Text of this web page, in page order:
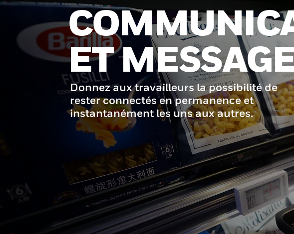
ET
Donnez aux travailleurs la possibilité de
rester connectés en permanence et
instantanément les uns aux autres.